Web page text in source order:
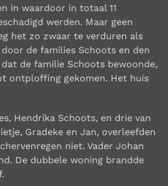
in waardoor in totaal 11
werden. Maar geen
het zo zwaar te verduren als
de families Schoots en den
de familie Schoots bewoonde,
ontploffing gekomen. Het huis
Hendrika Schoots, en drie van
Gradeke en Jan, overleefden
niet. Vader Johan
De dubbele woning brandde